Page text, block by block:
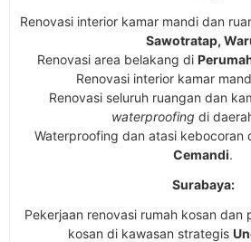
Renovasi interior kamar mandi dan
Sawotratap,
Renovasi area belakang di
Renovasi interior kamar
Renovasi seluruh ruangan dan
waterproofing di
Waterproofing dan atasi kebocoran
Cemandi.
Surabaya:
Pekerjaan renovasi rumah kosan dan
kosan di kawasan strategis